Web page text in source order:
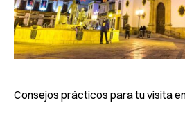
Consejos prácticos para tu visita